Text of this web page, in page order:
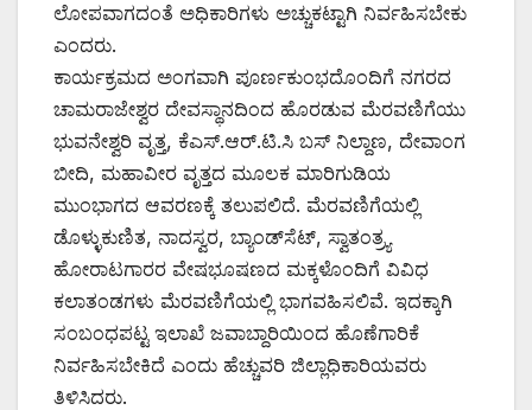
ಲೋಪವಾಗದಂತೆ ಅಧಿಕಾರಿಗಳು ಅಚ್ಚುಕಟ್ಟಾಗಿ ನಿರ್ವಹಿಸಬೇಕು
ಎಂದರು.
ಕಾರ್ಯಕ್ರಮದ ಅಂಗವಾಗಿ ಪೂರ್ಣಕುಂಭದೊಂದಿಗೆ ನಗರದ
ಚಾಮರಾಜೇಶ್ವರ ದೇವಸ್ಥಾನದಿಂದ ಹೊರಡುವ ಮೆರವಣಿಗೆಯು
ಭುವನೇಶ್ವರಿ ವೃತ್ತ, ಕೆಎಸ್.ಆರ್.ಟಿ.ಸಿ ಬಸ್ ನಿಲ್ದಾಣ, ದೇವಾಂಗ
ಬೀದಿ, ಮಹಾವೀರ ವೃತ್ತದ ಮೂಲಕ ಮಾರಿಗುಡಿಯ
ಮುಂಭಾಗದ ಆವರಣಕ್ಕೆ ತಲುಪಲಿದೆ. ಮೆರವಣಿಗೆಯಲ್ಲಿ
ಡೊಳ್ಳುಕುಣಿತ, ನಾದಸ್ವರ, ಬ್ಯಾಂಡ್‌ಸೆಟ್, ಸ್ವಾತಂತ್ರ್ಯ
ಹೋರಾಟಗಾರರ ವೇಷಭೂಷಣದ ಮಕ್ಕಳೊಂದಿಗೆ ವಿವಿಧ
ಕಲಾತಂಡಗಳು ಮೆರವಣಿಗೆಯಲ್ಲಿ ಭಾಗವಹಿಸಲಿವೆ. ಇದಕ್ಕಾಗಿ
ಸಂಬಂಧಪಟ್ಟ ಇಲಾಖೆ ಜವಾಬ್ದಾರಿಯಿಂದ ಹೊಣೆಗಾರಿಕೆ
ನಿರ್ವಹಿಸಬೇಕಿದೆ ಎಂದು ಹೆಚ್ಚುವರಿ ಜಿಲ್ಲಾಧಿಕಾರಿಯವರು
ತಿಳಿಸಿದರು.